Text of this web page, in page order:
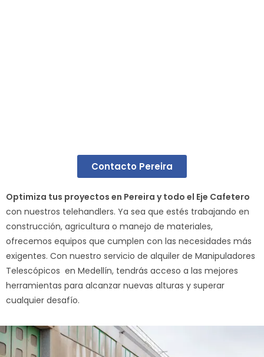
Contacto Pereira
Optimiza tus proyectos en Pereira y todo el Eje Cafetero
con nuestros telehandlers. Ya sea que estés trabajando en
construcción, agricultura o manejo de materiales,
ofrecemos equipos que cumplen con las necesidades más
exigentes. Con nuestro servicio de alquiler de Manipuladores
Telescópicos en Medellín, tendrás acceso a las mejores
herramientas para alcanzar nuevas alturas y superar
cualquier desafío.